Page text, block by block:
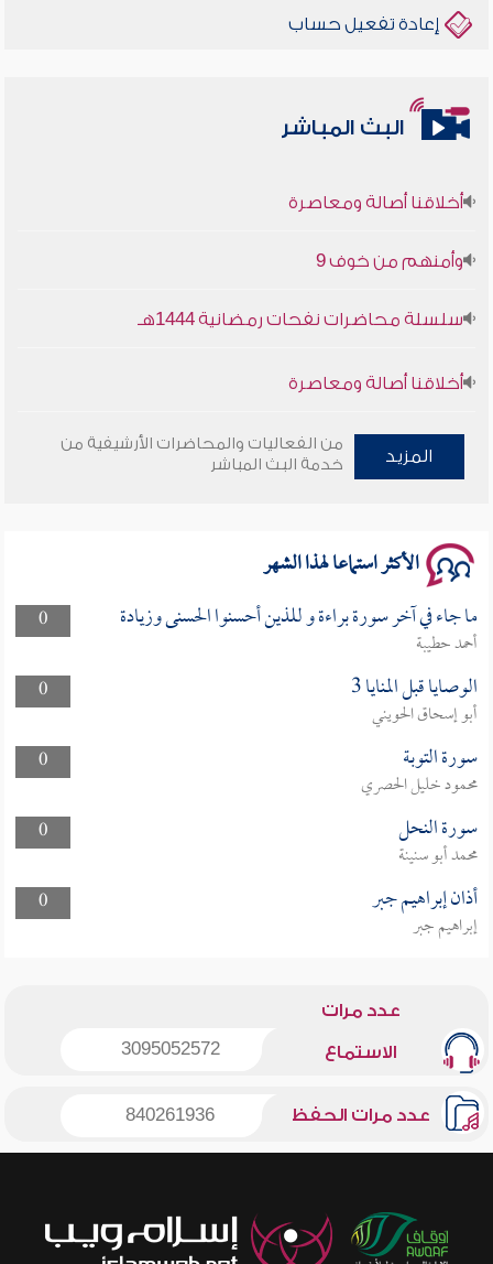
إعادة تفعيل حساب
البث المباشر
سلسلة محاضرات نفحات رمضانية 1444هـ
المزيد
من الفعاليات والمحاضرات الأرشيفية من
خدمة البث المباشر
الأكثر استماعا لهذا الشهر
0 ما جاء في آخر سورة براءة و للذين أحسنوا الحسنى وزيادة
أحمد حطيبة
0
الوصايا قبل المنايا 3
أبو إسحاق الحويني
0
سورة التوبة
محمود خليل الحصري
0
سورة النحل
محمد أبو سنينة
0
أذان إبراهيم جبر
إبراهيم جبر
عدد مرات
الاستماع 3095052572
عدد مرات الحفظ 840261936